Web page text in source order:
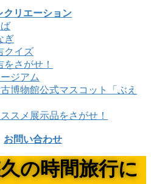
クリエーション
ぎ
クイズ
をさがせ！
ジアム
博物館公式マスコット「ぶえ
スメ展示品をさがせ！
お問い合わせ
の時間旅行に